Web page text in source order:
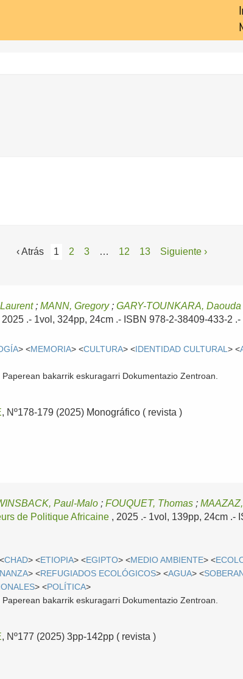
‹ Atrás 1 2 3 … 12 13 Siguiente ›
;MANN, Gregory;GARY-TOUNKARA, Daouda
2025 .- 1vol, 324pp, 24cm .- ISBN 978-2-38409-433-2
> <MEMORIA> <CULTURA> <IDENTIDAD CULTURAL> <
bakarrik eskuragarri Dokumentazio Zentroan.
, Nº178-179 (2025) Monográfico ( revista )
Paul-Malo ;FOUQUET, Thomas ;
de Politique Africaine , 2025 .- 1vol, 139pp, 24cm .-
CHAD> <ETIOPIA> <EGIPTO> <MEDIO AMBIENTE> <
> <REFUGIADOS ECOLÓGICOS> <AGUA> <
> <POLÍTICA>
bakarrik eskuragarri Dokumentazio Zentroan.
, Nº177 (2025) 3pp-142pp ( revista )